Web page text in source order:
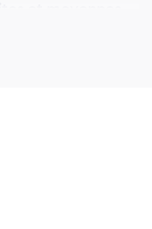
redonner aux
tout en
du